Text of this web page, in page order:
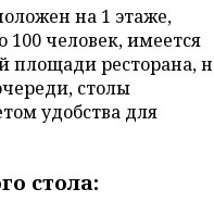
на 1 этаже,
человек, имеется
площади ресторана,
столы
удобства для
стола: